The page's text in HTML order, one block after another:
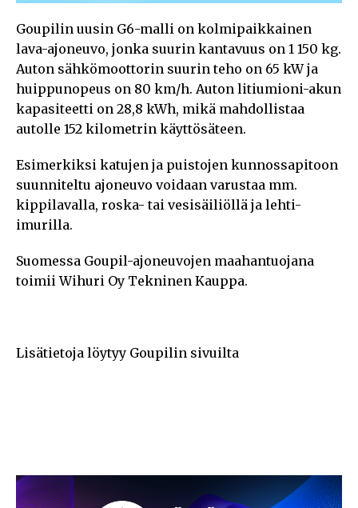
Goupilin uusin G6-malli on kolmipaikkainen
lava-ajoneuvo, jonka suurin kantavuus on 1 150 kg.
Auton sähkömoottorin suurin teho on 65 kW ja
huippunopeus on 80 km/h. Auton litiumioni-akun
kapasiteetti on 28,8 kWh, mikä mahdollistaa
autolle 152 kilometrin käyttösäteen.
Esimerkiksi katujen ja puistojen kunnossapitoon
suunniteltu ajoneuvo voidaan varustaa mm.
kippilavalla, roska- tai vesisäiliöllä ja lehti-
imurilla.
Suomessa Goupil-ajoneuvojen maahantuojana
toimii Wihuri Oy Tekninen Kauppa.
Lisätietoja löytyy Goupilin sivuilta